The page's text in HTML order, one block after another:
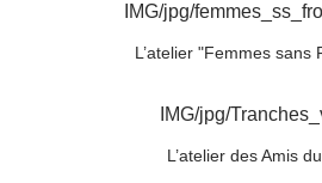
IMG/jpg/
L’atelier "Femmes sans
IMG/jpg/
L’atelier des Amis